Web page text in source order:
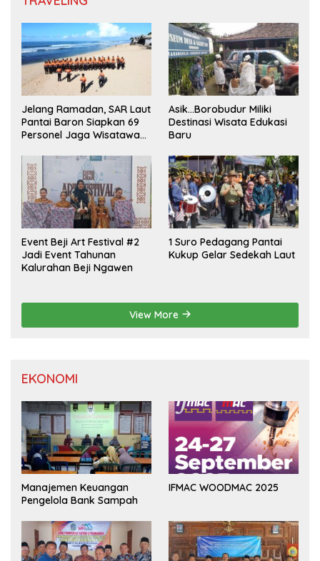
Jelang Ramadan, SAR Laut
Pantai Baron Siapkan 69
Personel Jaga Wisatawan
Asik…Borobudur Miliki
Destinasi Wisata Edukasi
Baru
Event Beji Art Festival #2
Jadi Event Tahunan
Kalurahan Beji Ngawen
1 Suro Pedagang Pantai
Kukup Gelar Sedekah Laut
View More
EKONOMI
Manajemen Keuangan
Pengelola Bank Sampah
IFMAC WOODMAC 2025